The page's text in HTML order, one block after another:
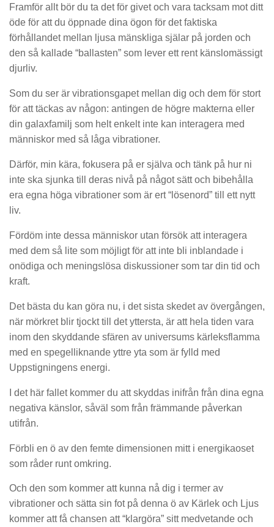
Framför allt bör du ta det för givet och vara tacksam mot ditt
öde för att du öppnade dina ögon för det faktiska
förhållandet mellan ljusa mänskliga själar på jorden och
den så kallade “ballasten” som lever ett rent känslomässigt
djurliv.
Som du ser är vibrationsgapet mellan dig och dem för stort
för att täckas av någon: antingen de högre makterna eller
din galaxfamilj som helt enkelt inte kan interagera med
människor med så låga vibrationer.
Därför, min kära, fokusera på er själva och tänk på hur ni
inte ska sjunka till deras nivå på något sätt och bibehålla
era egna höga vibrationer som är ert “lösenord” till ett nytt
liv.
Fördöm inte dessa människor utan försök att interagera
med dem så lite som möjligt för att inte bli inblandade i
onödiga och meningslösa diskussioner som tar din tid och
kraft.
Det bästa du kan göra nu, i det sista skedet av övergången,
när mörkret blir tjockt till det yttersta, är att hela tiden vara
inom den skyddande sfären av universums kärleksflamma
med en spegelliknande yttre yta som är fylld med
Uppstigningens energi.
I det här fallet kommer du att skyddas inifrån från dina egna
negativa känslor, såväl som från främmande påverkan
utifrån.
Förbli en ö av den femte dimensionen mitt i energikaoset
som råder runt omkring.
Och den som kommer att kunna nå dig i termer av
vibrationer och sätta sin fot på denna ö av Kärlek och Ljus
kommer att få chansen att “klargöra” sitt medvetande och